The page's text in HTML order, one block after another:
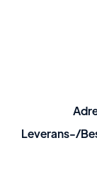
Leverans-/